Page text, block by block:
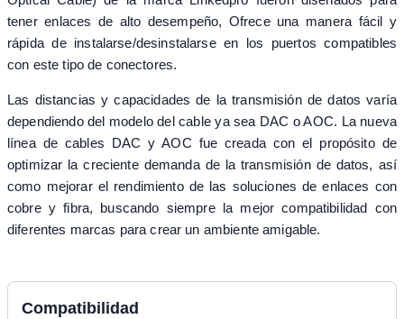
tener enlaces de alto desempeño, Ofrece una manera fácil y
rápida de instalarse/desinstalarse en los puertos compatibles
con este tipo de conectores.
Las distancias y capacidades de la transmisión de datos varía
dependiendo del modelo del cable ya sea DAC o AOC. La nueva
línea de cables DAC y AOC fue creada con el propósito de
optimizar la creciente demanda de la transmisión de datos, así
como mejorar el rendimiento de las soluciones de enlaces con
cobre y fibra, buscando siempre la mejor compatibilidad con
diferentes marcas para crear un ambiente amigable.
Compatibilidad